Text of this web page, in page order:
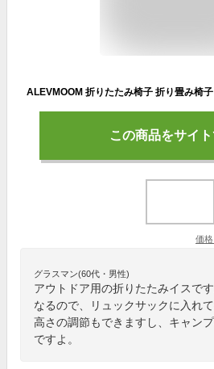
この商品をサイ
価
グラスマン(60代・男性)
アウトドア用の折りたたみイスで
なるので、リュックサックに入れ
高さの調節もできますし、キャン
ですよ。